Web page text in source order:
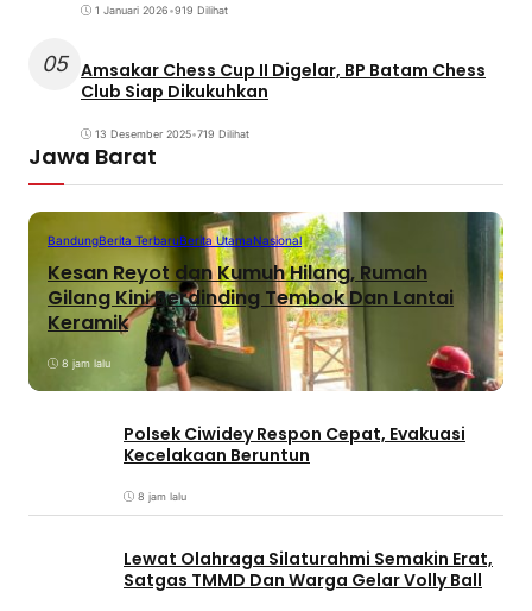
1 Januari 2026•919 Dilihat
05 Amsakar Chess Cup II Digelar, BP Batam Chess
Club Siap Dikukuhkan
13 Desember 2025•719 Dilihat
Jawa Barat
BandungBerita TerbaruBerita UtamaNasional
Kesan Reyot dan Kumuh Hilang, Rumah
Gilang Kini Berdinding Tembok Dan Lantai
Keramik
8 jam lalu
Polsek Ciwidey Respon Cepat, Evakuasi
Kecelakaan Beruntun
8 jam lalu
Lewat Olahraga Silaturahmi Semakin Erat,
Satgas TMMD Dan Warga Gelar Volly Ball